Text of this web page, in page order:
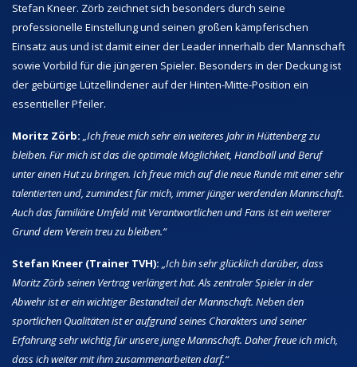
Stefan Kneer. Zörb zeichnet sich besonders durch seine
professionelle Einstellung und seinen großen kämpferischen
Einsatz aus und ist damit einer der Leader innerhalb der Mannschaft
sowie Vorbild für die jüngeren Spieler. Besonders in der Deckung ist
der gebürtige Lützellindener auf der Hinten-Mitte-Position ein
essentieller Pfeiler.
Moritz Zörb: „Ich freue mich sehr ein weiteres Jahr in Hüttenberg zu
bleiben. Für mich ist das die optimale Möglichkeit, Handball und Beruf
unter einen Hut zu bringen. Ich freue mich auf die neue Runde mit einer sehr
talentierten und, zumindest für mich, immer jünger werdenden Mannschaft.
Auch das familiäre Umfeld mit Verantwortlichen und Fans ist ein weiterer
Grund dem Verein treu zu bleiben.“
Stefan Kneer (Trainer TVH): „Ich bin sehr glücklich darüber, dass
Moritz Zörb seinen Vertrag verlängert hat. Als zentraler Spieler in der
Abwehr ist er ein wichtiger Bestandteil der Mannschaft. Neben den
sportlichen Qualitäten ist er aufgrund seines Charakters und seiner
Erfahrung sehr wichtig für unsere junge Mannschaft. Daher freue ich mich,
dass ich weiter mit ihm zusammenarbeiten darf.“